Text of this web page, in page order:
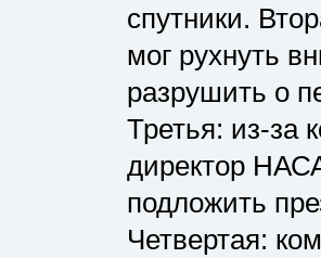
спутники.
мог рухнуть
разрушить о
Третья: из-за
директор
подложить
Четвертая: